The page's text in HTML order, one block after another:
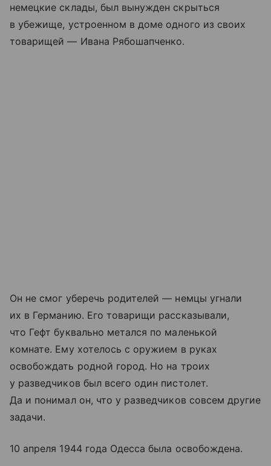
немецкие склады, был вынужден скрыться
в убежище, устроенном в доме одного из своих
товарищей — Ивана Рябошапченко.
Он не смог уберечь родителей — немцы угнали
их в Германию. Его товарищи рассказывали,
что Гефт буквально метался по маленькой
комнате. Ему хотелось с оружием в руках
освобождать родной город. Но на троих
у разведчиков был всего один пистолет.
Да и понимал он, что у разведчиков совсем другие
задачи.
10 апреля 1944 года Одесса была освобождена.